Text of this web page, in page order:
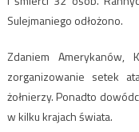
Sulejmaniego odłożono.
Zdaniem Amerykanów,
zorganizowanie setek
żołnierzy. Ponadto
w kilku krajach świata.